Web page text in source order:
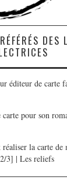
DES
éditeur de carte
carte pour son
réaliser la carte de
3] | Les reliefs